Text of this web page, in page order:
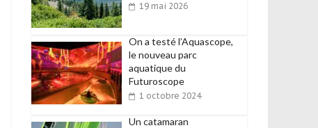
19 mai 2026
On a testé l’Aquascope,
le nouveau parc
aquatique du
Futuroscope
1 octobre 2024
Un catamaran